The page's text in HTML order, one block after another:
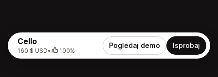
Cello
160 $ USD• 100%
Pogledaj demo Isprobaj